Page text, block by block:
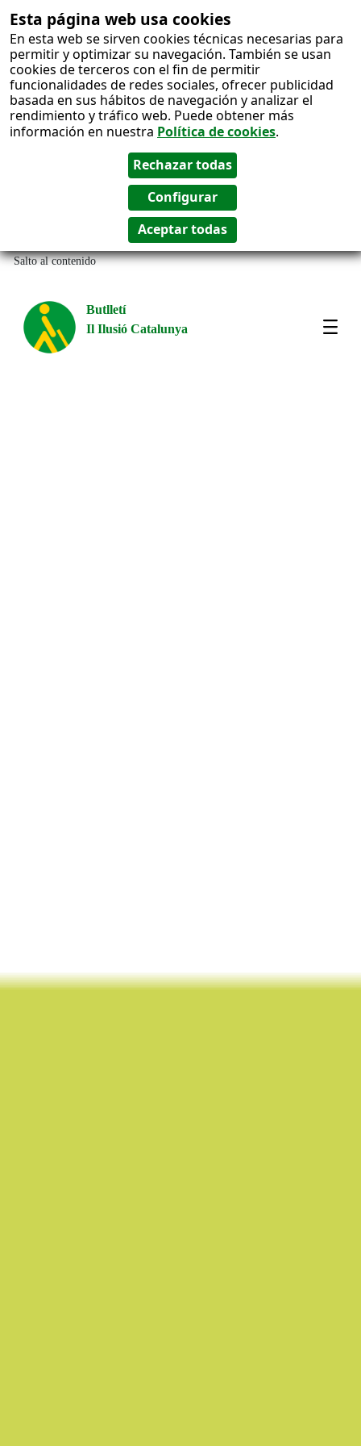
Esta página web usa cookies
En esta web se sirven cookies técnicas necesarias para
permitir y optimizar su navegación. También se usan
cookies de terceros con el fin de permitir
funcionalidades de redes sociales, ofrecer publicidad
basada en sus hábitos de navegación y analizar el
rendimiento y tráfico web. Puede obtener más
información en nuestra Política de cookies.
Salto al contenido
Butlletí
Il Ilusió Catalunya